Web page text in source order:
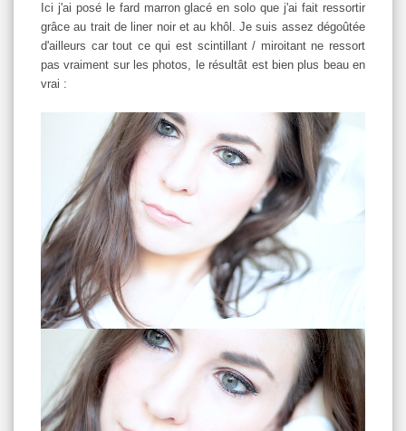
Ici j'ai posé le fard marron glacé en solo que j'ai fait ressortir
grâce au trait de liner noir et au khôl. Je suis assez dégoûtée
d'ailleurs car tout ce qui est scintillant / miroitant ne ressort
pas vraiment sur les photos, le résultât est bien plus beau en
vrai :